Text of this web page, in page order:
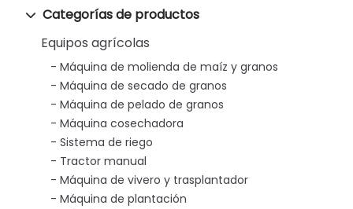
Categorías de productos
Equipos agrícolas
Máquina de molienda de maíz y granos
Máquina de secado de granos
Máquina de pelado de granos
Máquina cosechadora
Sistema de riego
Tractor manual
Máquina de vivero y trasplantador
Máquina de plantación